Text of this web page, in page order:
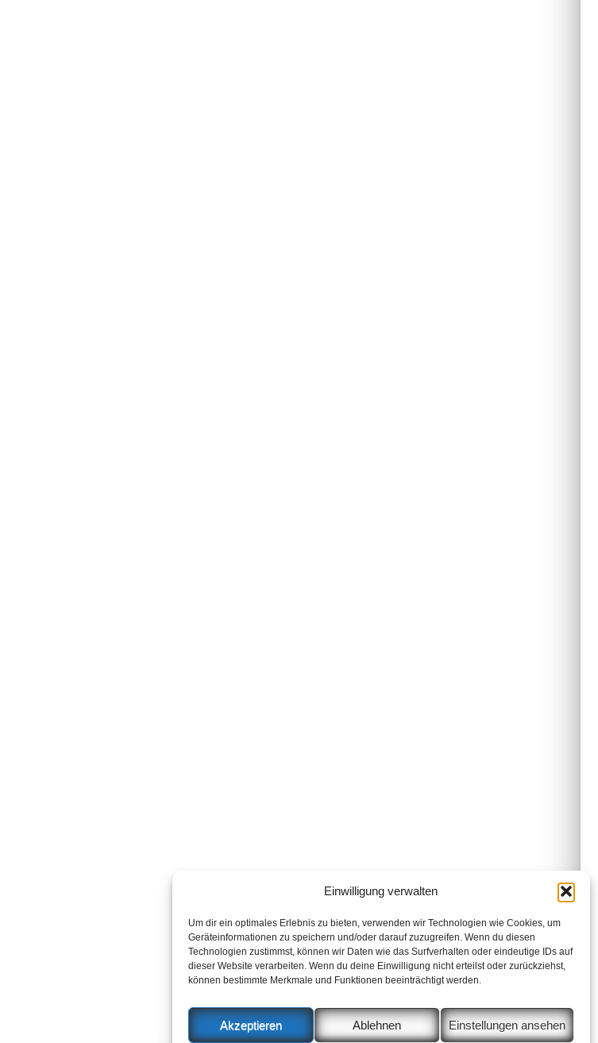
Einwilligung verwalten
Um dir ein optimales Erlebnis zu bieten, verwenden wir Technologien wie Cookies, um
Geräteinformationen zu speichern und/oder darauf zuzugreifen. Wenn du diesen
Technologien zustimmst, können wir Daten wie das Surfverhalten oder eindeutige IDs auf
dieser Website verarbeiten. Wenn du deine Einwilligung nicht erteilst oder zurückziehst,
können bestimmte Merkmale und Funktionen beeinträchtigt werden.
Akzeptieren Ablehnen Einstellungen ansehen